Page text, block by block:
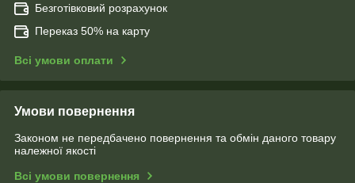
Безготівковий розрахунок
Переказ 50% на карту
Всі умови оплати
Умови повернення
Законом не передбачено повернення та обмін даного товару
належної якості
Всі умови повернення